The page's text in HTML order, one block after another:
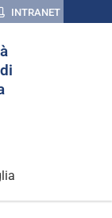
INTRANET